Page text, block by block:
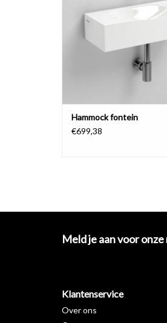
Hammock fontein
€699,38
Meld je aan voor
Klantenservice
Over ons